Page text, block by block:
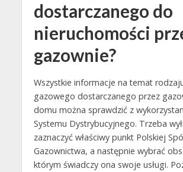
dostarczanego do
nieruchomości
gazownie?
Wszystkie informacje na temat
gazowego dostarczanego przez
domu można sprawdzić z
Systemu Dystrybucyjnego. Trzeba
zaznaczyć właściwy punkt Polskiej
Gazownictwa, a następnie wybrać
którym świadczy ona swoje usługi.